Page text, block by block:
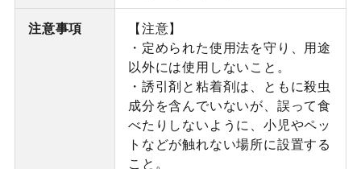
注意事項
【注意】
・定められた使用法を守り、用途
以外には使用しないこと。
・誘引剤と粘着剤は、ともに殺虫
成分を含んでいないが、誤って食
べたりしないように、小児やペッ
トなどが触れない場所に設置する
こと。